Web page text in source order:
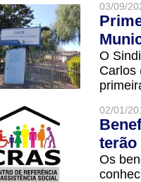
03/09/
O
Carlos
02/01/
terão
Os